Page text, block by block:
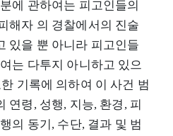
에 관하여는 피고인들의
해자 의 경찰에서의 진술
있을 뿐 아니라 피고인들
는 다투지 아니하고 있으
기록에 의하여 이 사건 범
연령, 성행, 지능, 환경, 피
의 동기, 수단, 결과 및 범